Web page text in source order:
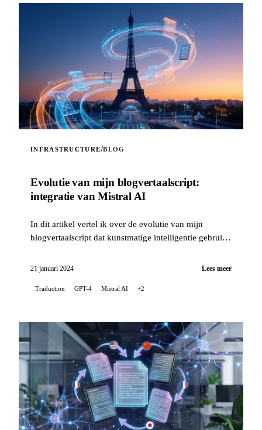
INFRASTRUCTURE/BLOG
Evolutie van mijn blogvertaalscript:
integratie van Mistral AI
In dit artikel vertel ik over de evolutie van mijn
blogvertaalscript dat kunstmatige intelligentie gebruikt,
21 januari 2024 Lees meer
Traduction GPT-4 Mistral AI +2